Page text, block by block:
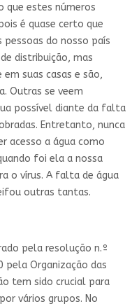
que estes números
é quase certo que
pessoas do nosso país
distribuição, mas
suas casas e são,
Outras se veem
possível diante da falta
Entretanto, nunca
acesso a água como
foi ela a nossa
o vírus. A falta de água
outras tantas.
pela resolução n.º
pela Organização das
tem sido crucial para
vários grupos. No